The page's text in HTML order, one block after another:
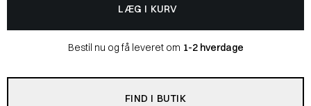
LÆG I KURV
Bestil nu og få leveret om 1-2 hverdage
FIND I BUTIK